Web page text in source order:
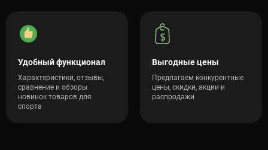
Удобный функционал
Характеристики, отзывы,
сравнение и обзоры
новинок товаров для
спорта
Выгодные цены
Предлагаем конкурентные
цены, скидки, акции и
распродажи